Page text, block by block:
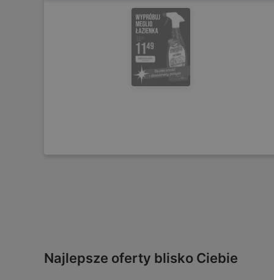
Najlepsze oferty blisko Ciebie